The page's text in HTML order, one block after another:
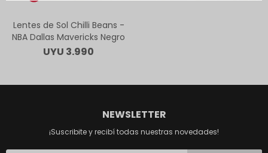
Lentes de Sol Chilli Beans -
NBA Dallas Mavericks Negro
UYU 3.990
NEWSLETTER
¡Suscribite y recibí todas nuestras novedades!